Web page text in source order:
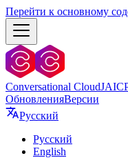
Перейти к основному
Conversational Cloud
ОбновленияВерсии
Русский
Русский
English